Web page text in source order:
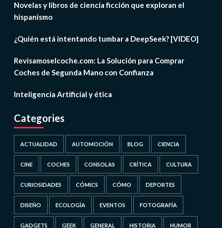
Novelas y libros de ciencia ficción que exploran el
hispanismo
¿Quién está intentando tumbar a DeepSeek? [VIDEO]
Revisamoselcoche.com: La Solución para Comprar
Coches de Segunda Mano con Confianza
Inteligencia Artificial y ética
Categories
ACTUALIDAD AUTOMOCIÓN BLOG CIENCIA
CINE COCHES CONSOLAS CRÍTICA CULTURA
CURIOSIDADES CÓMICS CÓMO DEPORTES
DISEÑO ECOLOGÍA EVENTOS FOTOGRAFÍA
GADGETS GEEK GENERAL HISTORIA HUMOR